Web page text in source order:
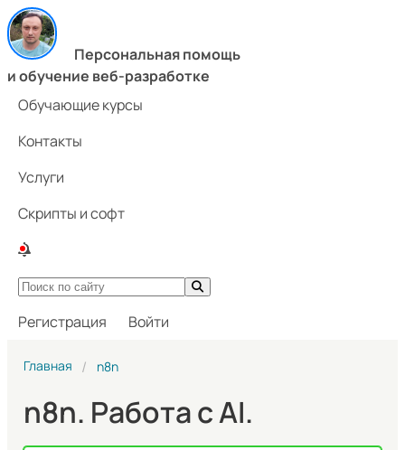
Персональная помощь
и обучение веб-разработке
Обучающие курсы
Контакты
Услуги
Скрипты и софт
Регистрация Войти
Главная n8n
n8n. Работа с AI.